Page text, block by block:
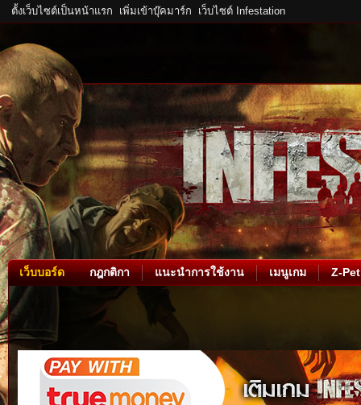
ตั้งเว็บไซต์เป็นหน้าแรก เพิ่มเข้าบุ๊คมาร์ก เว็บไซต์ Infestation
เว็บบอร์ด กฎกติกา แนะนำการใช้งาน เมนูเกม Z-Pet